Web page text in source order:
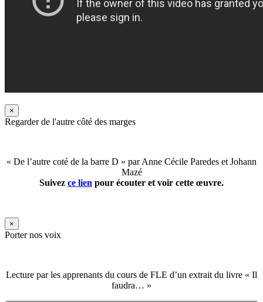
×
Regarder de l'autre côté des marges
« De l’autre coté de la barre D » par Anne Cécile Paredes et Johann
Mazé
Suivez ce lien pour écouter et voir cette œuvre.
×
Porter nos voix
Lecture par les apprenants du cours de FLE d’un extrait du livre « Il
faudra… »